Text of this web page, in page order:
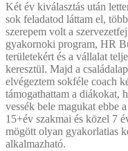
Két év kiválasztás után
sok feladatod láttam el,
szerepem volt a
gyakornoki program, HR
területekért és a vállalat
keresztül. Majd a
elvégeztem sokféle coach
támogathattam a diákokat,
vessék bele magukat ebbe
15+év szakmai és közel 7
mögött olyan gyakorlatias
alkalmazható.